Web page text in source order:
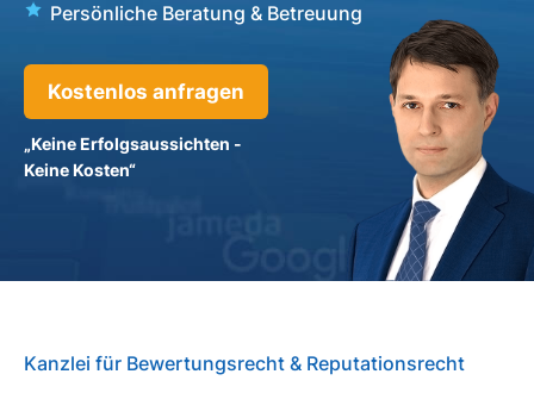
Persönliche Beratung & Betreuung
Kostenlos anfragen
„Keine Erfolgsaussichten -
Keine Kosten“
Kanzlei für Bewertungsrecht & Reputationsrecht